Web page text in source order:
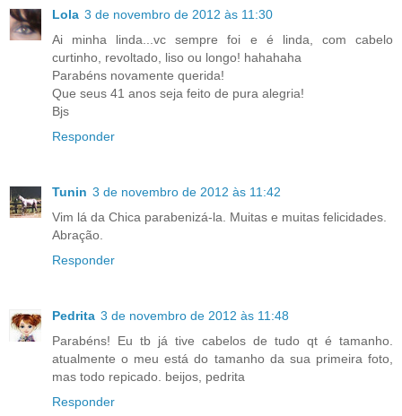
Lola 3 de novembro de 2012 às 11:30
Ai minha linda...vc sempre foi e é linda, com cabelo
curtinho, revoltado, liso ou longo! hahahaha
Parabéns novamente querida!
Que seus 41 anos seja feito de pura alegria!
Bjs
Responder
Tunin 3 de novembro de 2012 às 11:42
Vim lá da Chica parabenizá-la. Muitas e muitas felicidades.
Abração.
Responder
Pedrita 3 de novembro de 2012 às 11:48
Parabéns! Eu tb já tive cabelos de tudo qt é tamanho.
atualmente o meu está do tamanho da sua primeira foto,
mas todo repicado. beijos, pedrita
Responder